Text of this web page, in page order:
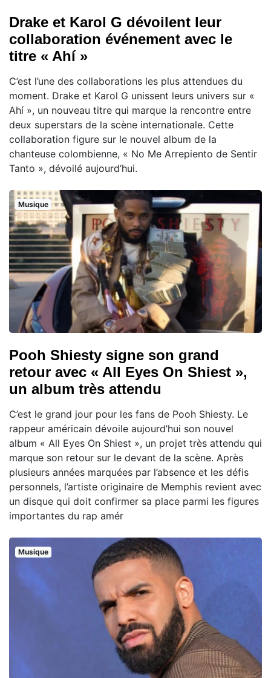
Drake et Karol G dévoilent leur
collaboration événement avec le
titre « Ahí »
C’est l’une des collaborations les plus attendues du
moment. Drake et Karol G unissent leurs univers sur «
Ahí », un nouveau titre qui marque la rencontre entre
deux superstars de la scène internationale. Cette
collaboration figure sur le nouvel album de la
chanteuse colombienne, « No Me Arrepiento de Sentir
Tanto », dévoilé aujourd’hui.
Musique
Pooh Shiesty signe son grand
retour avec « All Eyes On Shiest »,
un album très attendu
C’est le grand jour pour les fans de Pooh Shiesty. Le
rappeur américain dévoile aujourd’hui son nouvel
album « All Eyes On Shiest », un projet très attendu qui
marque son retour sur le devant de la scène. Après
plusieurs années marquées par l’absence et les défis
personnels, l’artiste originaire de Memphis revient avec
un disque qui doit confirmer sa place parmi les figures
importantes du rap amér
Musique